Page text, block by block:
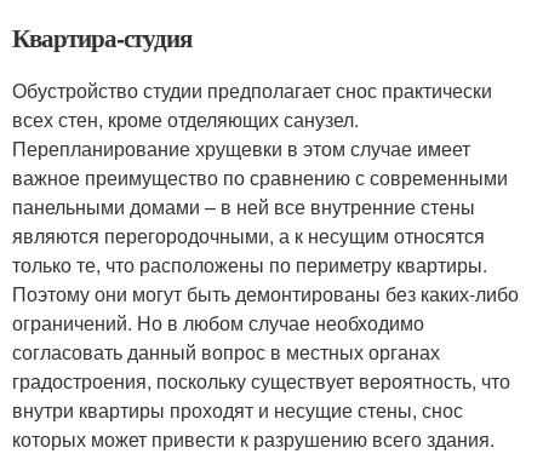
Квартира-студия
Обустройство студии предполагает снос практически
всех стен, кроме отделяющих санузел.
Перепланирование хрущевки в этом случае имеет
важное преимущество по сравнению с современными
панельными домами – в ней все внутренние стены
являются перегородочными, а к несущим относятся
только те, что расположены по периметру квартиры.
Поэтому они могут быть демонтированы без каких-либо
ограничений. Но в любом случае необходимо
согласовать данный вопрос в местных органах
градостроения, поскольку существует вероятность, что
внутри квартиры проходят и несущие стены, снос
которых может привести к разрушению всего здания.